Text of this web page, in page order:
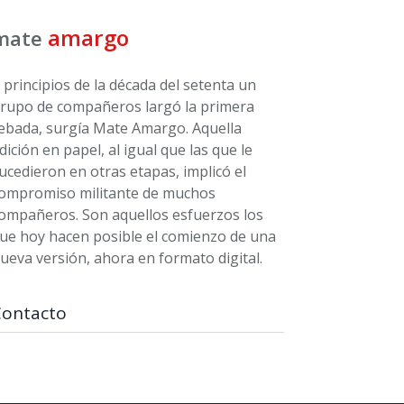
amargo
principios de la década del setenta un
de compañeros largó la primera
surgía Mate Amargo. Aquella
en papel, al igual que las que le
en otras etapas, implicó el
militante de muchos
Son aquellos esfuerzos los
hoy hacen posible el comienzo de una
versión, ahora en formato digital.